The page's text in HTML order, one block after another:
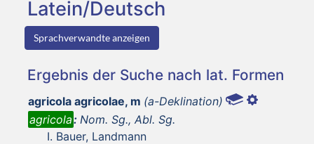
Latein/Deutsch
Sprachverwandte anzeigen
Ergebnis der Suche nach lat. Formen
agricola agricolae, m (a-Deklination)
agricola: Nom. Sg., Abl. Sg.
Bauer, Landmann